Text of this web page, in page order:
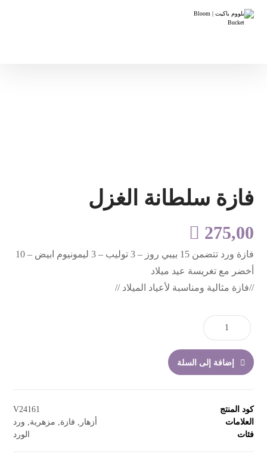
فازة سلطانة الغزل
 275,00
فازة ورد تتضمن 15 بيبي روز – 3 توليب – 3 ليمونيوم ابيض – 10
أخضر مع تغريسة عيد ميلاد
//فازة مثالية ومناسبة لأعياد الميلاد //
إضافة إلى السلة
كود المنتج
V24161
العلامات
أزهار فازة مزهرية
ورد
فئات
الورد